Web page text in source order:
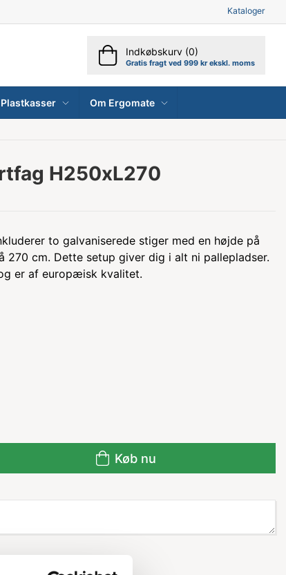
Kataloger
Indkøbskurv (0)
Gratis fragt ved 999 kr ekskl. moms
Plastkasser Om Ergomate
H250xL270
to galvaniserede stiger med en højde på
cm. Dette setup giver dig i alt ni pallepladser.
er af europæisk kvalitet.
Køb nu